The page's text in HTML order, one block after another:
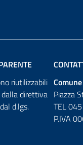
riutilizzabili
direttiva
d.lgs.
Piazza
TEL
P.IVA